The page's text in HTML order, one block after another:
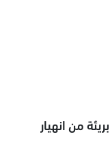
من انهيار